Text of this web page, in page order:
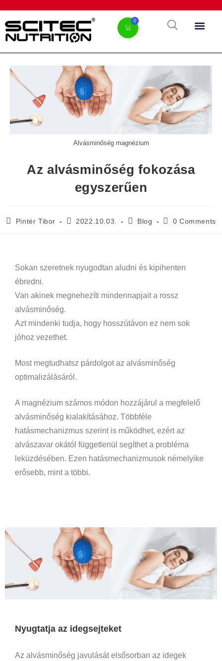
0
Alvásminőség magnézium
Az alvásminőség fokozása
egyszerűen
Pintér Tibor 2022.10.03. Blog 0 Comments
Sokan szeretnek nyugodtan aludni és kipihenten
ébredni.
Van akinek megnehezíti mindennapjait a rossz
alvásminőség.
Azt mindenki tudja, hogy hosszútávon ez nem sok
jóhoz vezethet.
Most megtudhatsz párdolgot az alvásminőség
optimalizálásáról.
A magnézium számos módon hozzájárul a megfelelő
alvásminőség kialakításához. Többféle
hatásmechanizmus szerint is működhet, ezért az
alvászavar okától függetlenül segíthet a probléma
leküzdésében. Ezen hatásmechanizmusok némelyike
erősebb, mint a többi.
Nyugtatja az idegsejteket
Az alvásminőség javulását elsősorban az idegek